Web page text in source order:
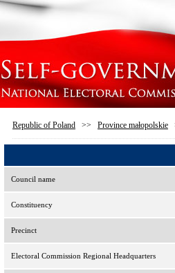
Republic of Poland >> Province małopolskie
Council name
Constituency
Precinct
Electoral Commission Regional Headquarters